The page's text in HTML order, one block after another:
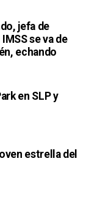
jefa de
se va de
echando
en SLP y
estrella del